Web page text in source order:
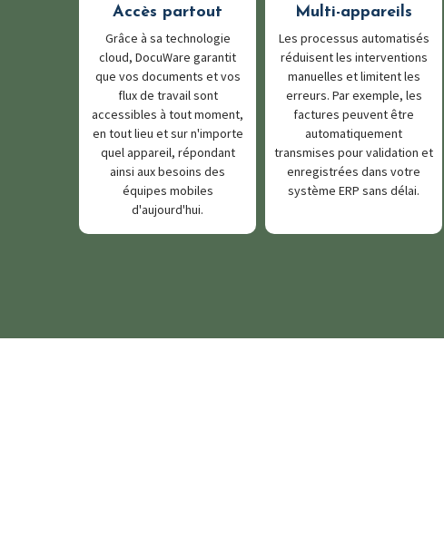
Accès partout
Grâce à sa technologie
cloud, DocuWare garantit
que vos documents et vos
flux de travail sont
accessibles à tout moment,
en tout lieu et sur n'importe
quel appareil, répondant
ainsi aux besoins des
équipes mobiles
d'aujourd'hui.
Multi-appareils
Les processus automatisés
réduisent les interventions
manuelles et limitent les
erreurs. Par exemple, les
factures peuvent être
automatiquement
transmises pour validation et
enregistrées dans votre
système ERP sans délai.